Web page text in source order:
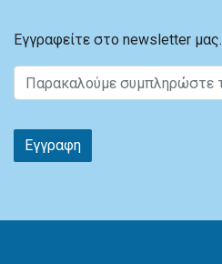
Εγγραφείτε στο newsletter μας.
Εγγραφη